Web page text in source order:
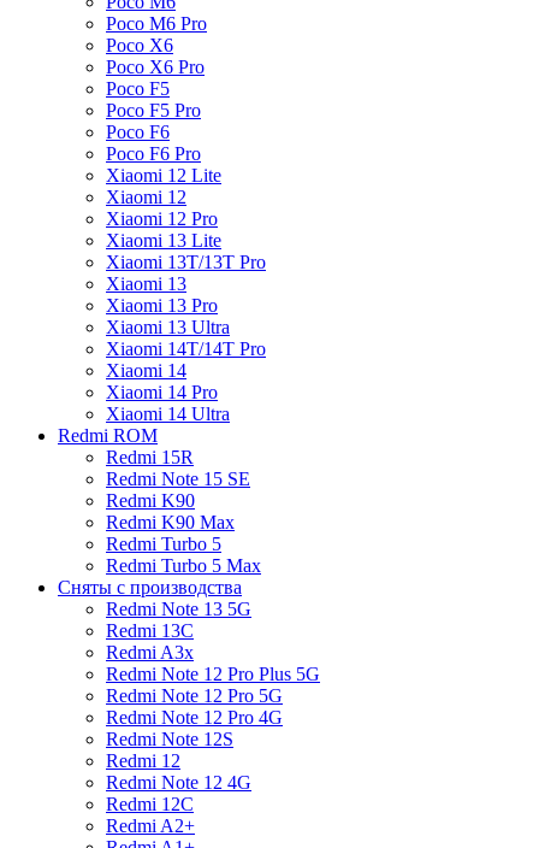
Poco M6 Pro
Poco X6
Poco X6 Pro
Poco F5
Poco F5 Pro
Poco F6
Poco F6 Pro
Xiaomi 12 Lite
Xiaomi 12
Xiaomi 12 Pro
Xiaomi 13 Lite
Xiaomi 13T/13T Pro
Xiaomi 13
Xiaomi 13 Pro
Xiaomi 13 Ultra
Xiaomi 14T/14T Pro
Xiaomi 14
Xiaomi 14 Pro
Xiaomi 14 Ultra
Redmi ROM
Redmi 15R
Redmi Note 15 SE
Redmi K90
Redmi K90 Max
Redmi Turbo 5
Redmi Turbo 5 Max
Сняты с производства
Redmi Note 13 5G
Redmi 13C
Redmi A3x
Redmi Note 12 Pro Plus 5G
Redmi Note 12 Pro 5G
Redmi Note 12 Pro 4G
Redmi Note 12S
Redmi 12
Redmi Note 12 4G
Redmi 12C
Redmi A2+